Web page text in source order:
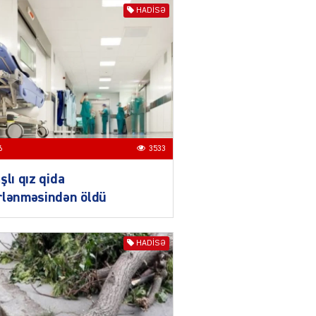
Zərdabda qəsdən yanğın
törədən şəxs saxlanıldı
07.08.2026
Kiyevdə əlinə silah alıb
döyüşdü, Azərbaycanda
həbs olundu – MƏHKƏMƏ İŞİ
04.08.2026 4402
80 manatlıq Prezident
təqaüdü ilə bağlı VACİB
AÇIQLAMA
04.08.2026 4400
Cəza çəkən şəxs məhkum
yoldaşını buna görə
HADISƏ
3533
qız qida
öldü
HADISƏ